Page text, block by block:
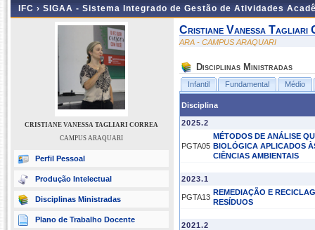
IFC › SIGAA - Sistema Integrado de Gestão de Atividades
CRISTIANE VANESSA TAGLIARI CORREA
CAMPUS ARAQUARI
Perfil Pessoal
Produção Intelectual
Disciplinas Ministradas
Plano de Trabalho Docente
Cristiane Vanessa Tagliari
ARA - CAMPUS ARAQUARI
Disciplinas Ministradas
Infantil Fundamental Médio
Disciplina
2025.2
PGTA05
MÉTODOS DE ANÁLISE
BIOLÓGICA APLICADOS
CIÊNCIAS AMBIENTAIS
2023.1
PGTA13
REMEDIAÇÃO E
RESÍDUOS
2021.2